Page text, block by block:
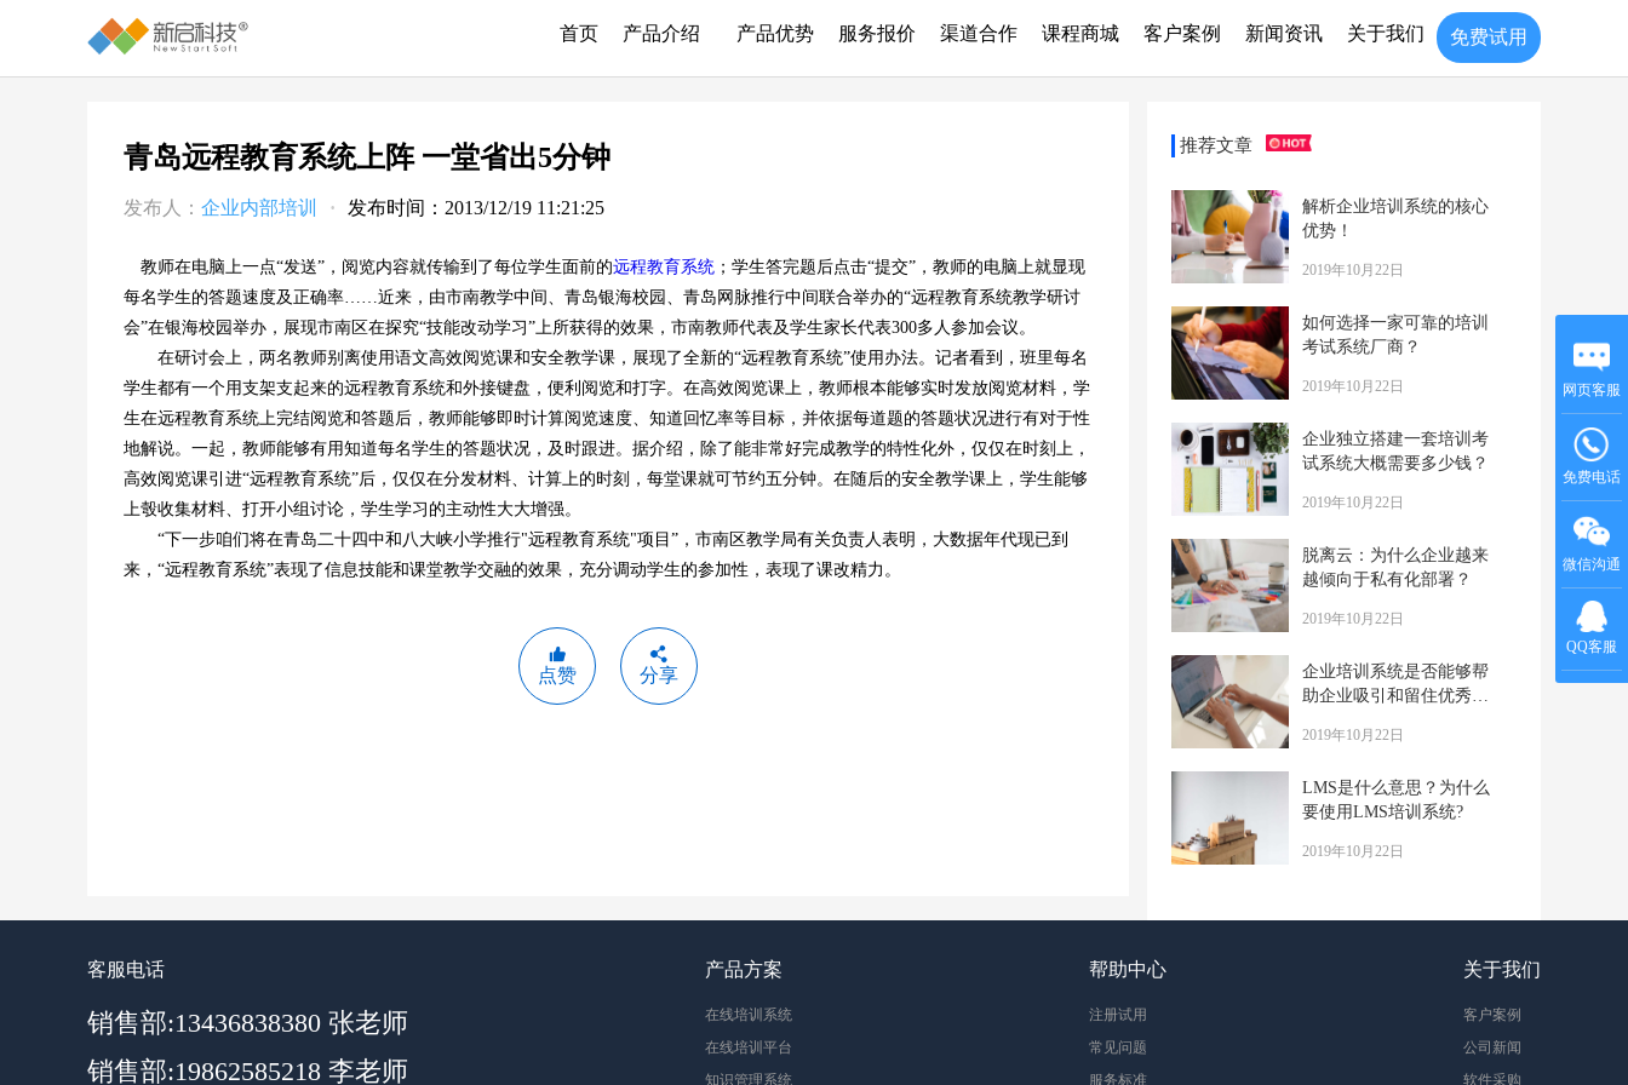
首页 产品介绍 产品优势 服务报价 渠道合作 课程商城 客户案例 新闻资讯 关于我们 免费试用
青岛远程教育系统上阵 一堂省出5分钟
发布人： 企业内部培训 · 发布时间：2013/12/19 11:21:25
教师在电脑上一点“发送”，阅览内容就传输到了每位学生面前的远程教育系统 ；学生答完题后点击“提交”，教师的电脑上就显现
每名学生的答题速度及正确率……近来，由市南教学中间、青岛银海校园、青岛网脉推行中间联合举办的“远程教育系统教学研讨
会”在银海校园举办，展现市南区在探究“技能改动学习”上所获得的效果，市南教师代表及学生家长代表300多人参加会议。
在研讨会上，两名教师别离使用语文高效阅览课和安全教学课，展现了全新的“远程教育系统”使用办法。记者看到，班里每名
学生都有一个用支架支起来的远程教育系统和外接键盘，便利阅览和打字。在高效阅览课上，教师根本能够实时发放阅览材料，学
生在远程教育系统上完结阅览和答题后，教师能够即时计算阅览速度、知道回忆率等目标，并依据每道题的答题状况进行有对于性
地解说。一起，教师能够有用知道每名学生的答题状况，及时跟进。据介绍，除了能非常好完成教学的特性化外，仅仅在时刻上，
高效阅览课引进“远程教育系统”后，仅仅在分发材料、计算上的时刻，每堂课就可节约五分钟。在随后的安全教学课上，学生能够
上彀收集材料、打开小组讨论，学生学习的主动性大大增强。
“下一步咱们将在青岛二十四中和八大峡小学推行"远程教育系统"项目”，市南区教学局有关负责人表明，大数据年代现已到
来，“远程教育系统”表现了信息技能和课堂教学交融的效果，充分调动学生的参加性，表现了课改精力。
点赞 分享
推荐文章
解析企业培训系统的核心
优势！
2019年10月22日
如何选择一家可靠的培训
考试系统厂商？
2019年10月22日
企业独立搭建一套培训考
试系统大概需要多少钱？
2019年10月22日
脱离云：为什么企业越来
越倾向于私有化部署？
2019年10月22日
企业培训系统是否能够帮
助企业吸引和留住优秀人
2019年10月22日
LMS是什么意思？为什么
要使用LMS培训系统?
2019年10月22日
客服电话
销售部:13436838380 张老师
销售部:19862585218 李老师
产品方案
在线培训系统
在线培训平台
知识管理系统
帮助中心
注册试用
常见问题
服务标准
关于我们
客户案例
公司新闻
软件采购
网页客服
免费电话
微信沟通
QQ客服